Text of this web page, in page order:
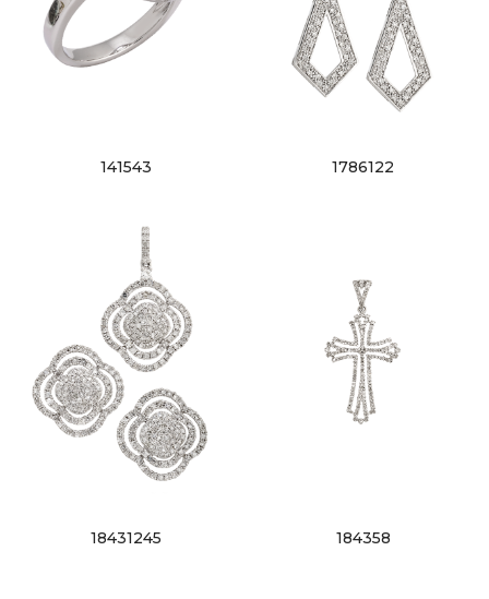
141543 1786122
18431245 184358